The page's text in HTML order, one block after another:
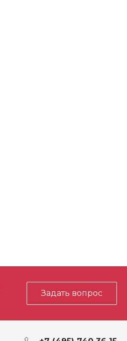
Задать вопрос